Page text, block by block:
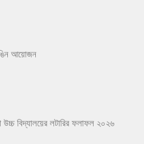
আয়োজন
উচ্চ বিদ্যালয়ের লটারির ফলাফল ২০২৬